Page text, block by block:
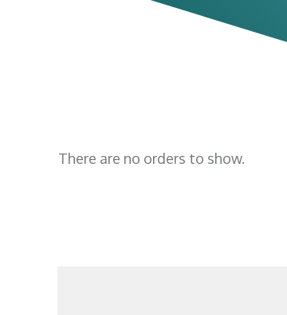
There are no orders to show.